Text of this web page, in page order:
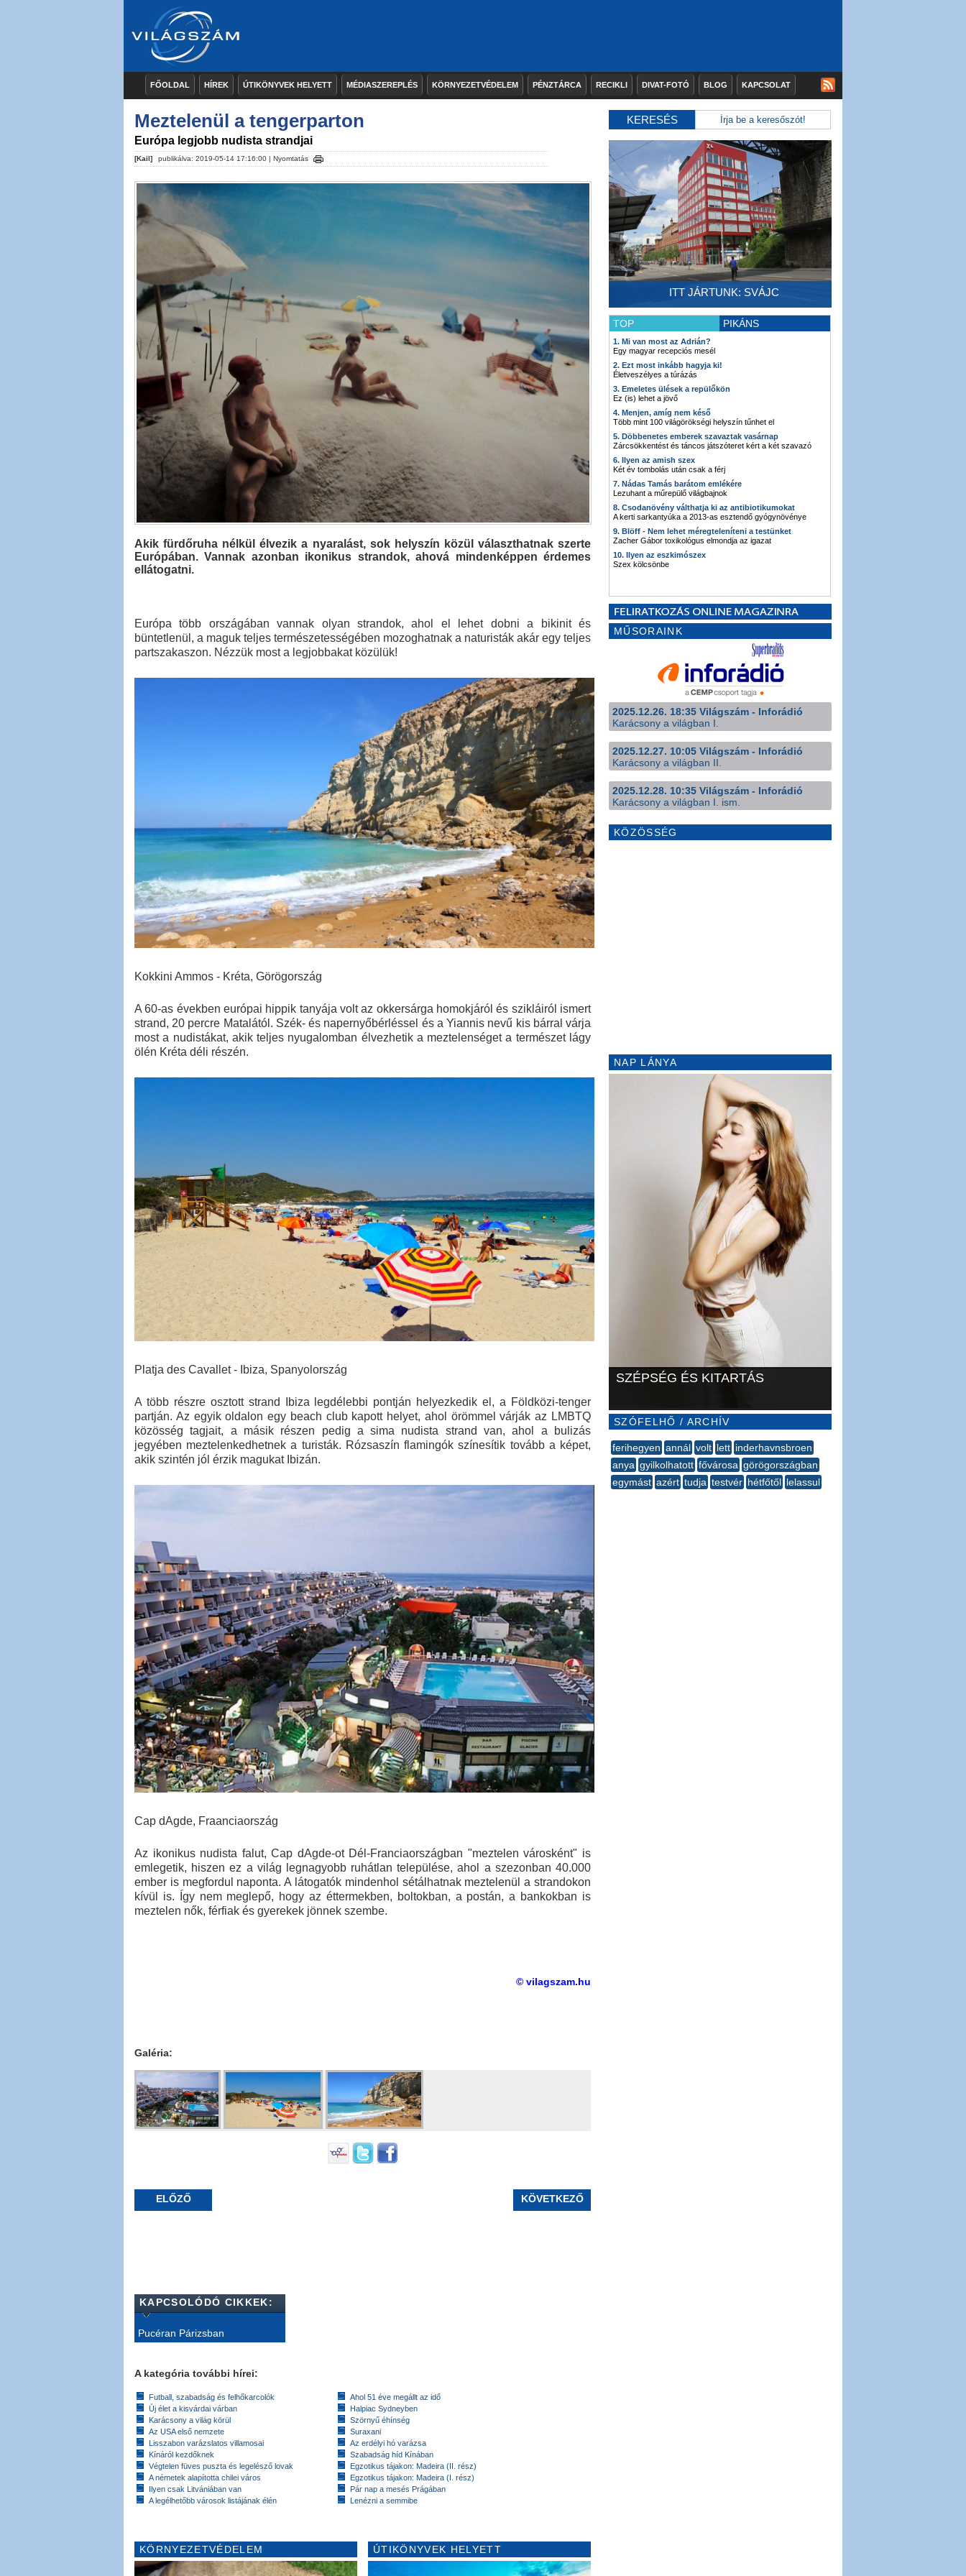
FŐOLDAL HÍREK ÚTIKÖNYVEK HELYETT MÉDIASZEREPLÉS KÖRNYEZETVÉDELEM PÉNZTÁRCA RECIKLI DIVAT-FOTÓ BLOG KAPCSOLAT
Meztelenül a tengerparton
Európa legjobb nudista strandjai
[Kail] publikálva: 2019-05-14 17:16:00 | Nyomtatás
Akik fürdőruha nélkül élvezik a nyaralást, sok helyszín közül választhatnak szerte
Európában. Vannak azonban ikonikus strandok, ahová mindenképpen érdemes
ellátogatni.
Európa több országában vannak olyan strandok, ahol el lehet dobni a bikinit és
büntetlenül, a maguk teljes természetességében mozoghatnak a naturisták akár egy teljes
partszakaszon. Nézzük most a legjobbakat közülük!
Kokkini Ammos - Kréta, Görögország
A 60-as években európai hippik tanyája volt az okkersárga homokjáról és szikláiról ismert
strand, 20 percre Matalától. Szék- és napernyőbérléssel és a Yiannis nevű kis bárral várja
most a nudistákat, akik teljes nyugalomban élvezhetik a meztelenséget a természet lágy
ölén Kréta déli részén.
Platja des Cavallet - Ibiza, Spanyolország
A több részre osztott strand Ibiza legdélebbi pontján helyezkedik el, a Földközi-tenger
partján. Az egyik oldalon egy beach club kapott helyet, ahol örömmel várják az LMBTQ
közösség tagjait, a másik részen pedig a sima nudista strand van, ahol a bulizás
jegyében meztelenkedhetnek a turisták. Rózsaszín flamingók színesítik tovább a képet,
akik szintén jól érzik magukat Ibizán.
Cap dAgde, Fraanciaország
Az ikonikus nudista falut, Cap dAgde-ot Dél-Franciaországban "meztelen városként" is
emlegetik, hiszen ez a világ legnagyobb ruhátlan települése, ahol a szezonban 40.000
ember is megfordul naponta. A látogatók mindenhol sétálhatnak meztelenül a strandokon
kívül is. Így nem meglepő, hogy az éttermekben, boltokban, a postán, a bankokban is
meztelen nők, férfiak és gyerekek jönnek szembe.
© vilagszam.hu
Galéria:
ELŐZŐ KÖVETKEZŐ
KAPCSOLÓDÓ CIKKEK:
Pucéran Párizsban
A kategória további hírei:
Futball, szabadság és felhőkarcolók
Új élet a kisvárdai várban
Karácsony a világ körül
Az USA első nemzete
Lisszabon varázslatos villamosai
Kínáról kezdőknek
Végtelen füves puszta és legelésző lovak
A németek alapította chilei város
Ilyen csak Litvániában van
A legélhetőbb városok listájának élén
Ahol 51 éve megállt az idő
Halpiac Sydneyben
Szörnyű éhínség
Suraxani
Az erdélyi hó varázsa
Szabadság híd Kínában
Egzotikus tájakon: Madeira (II. rész)
Egzotikus tájakon: Madeira (I. rész)
Pár nap a mesés Prágában
Lenézni a semmibe
KÖRNYEZETVÉDELEM ÚTIKÖNYVEK HELYETT
KERESÉS
ITT JÁRTUNK: SVÁJC
TOP PIKÁNS
1. Mi van most az Adrián?
Egy magyar recepciós mesél
2. Ezt most inkább hagyja ki!
Életveszélyes a túrázás
3. Emeletes ülések a repülőkön
Ez (is) lehet a jövő
4. Menjen, amíg nem késő
Több mint 100 világörökségi helyszín tűnhet el
5. Döbbenetes emberek szavaztak vasárnap
Zárcsökkentést és táncos játszóteret kért a két szavazó
6. Ilyen az amish szex
Két év tombolás után csak a férj
7. Nádas Tamás barátom emlékére
Lezuhant a műrepülő világbajnok
8. Csodanövény válthatja ki az antibiotikumokat
A kerti sarkantyúka a 2013-as esztendő gyógynövénye
9. Blöff - Nem lehet méregteleníteni a testünket
Zacher Gábor toxikológus elmondja az igazat
10. Ilyen az eszkimószex
Szex kölcsönbe
MŰSORAINK
2025.12.26. 18:35 Világszám - Inforádió
Karácsony a világban I.
2025.12.27. 10:05 Világszám - Inforádió
Karácsony a világban II.
2025.12.28. 10:35 Világszám - Inforádió
Karácsony a világban I. ism.
KÖZÖSSÉG
NAP LÁNYA
SZÉPSÉG ÉS KITARTÁS
SZÓFELHŐ / ARCHÍV
ferihegyen annál volt lett inderhavnsbroen
anya gyilkolhatott fővárosa görögországban
egymást azért tudja testvér hétfőtől lelassul